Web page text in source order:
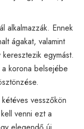
alkalmazzák. Ennek
ágakat, valamint
egymást.
korona belsejébe
vesszőkön
venni ezt a